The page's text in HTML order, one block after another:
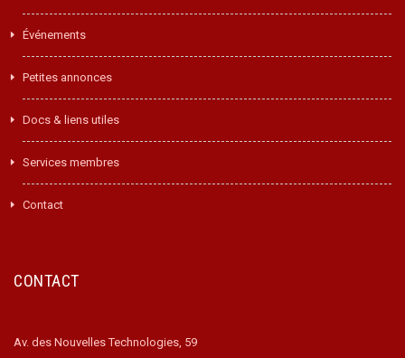
Événements
Petites annonces
Docs & liens utiles
Services membres
Contact
CONTACT
Av. des Nouvelles Technologies, 59